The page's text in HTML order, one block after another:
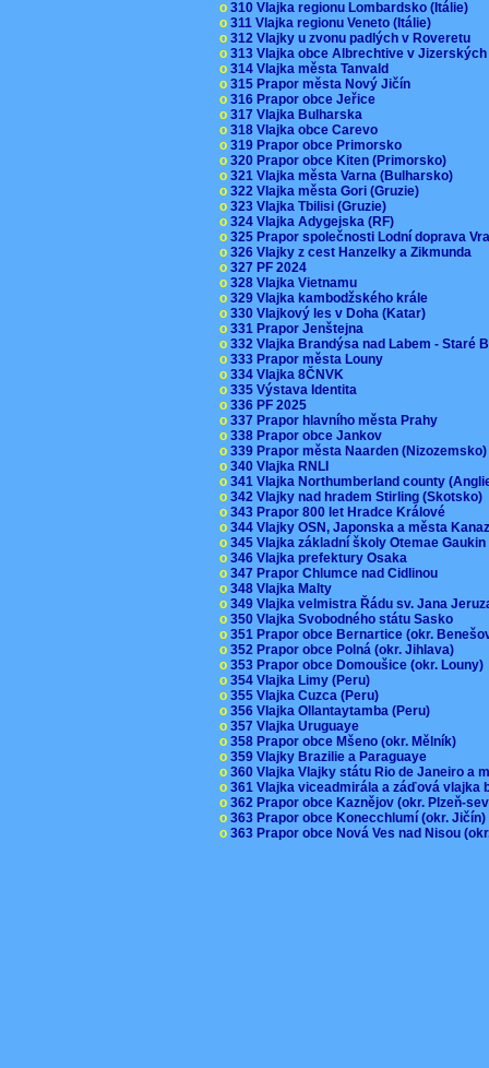
o 310 Vlajka regionu Lombardsko (Itálie)
o 311 Vlajka regionu Veneto (Itálie)
o 312 Vlajky u zvonu padlých v Roveretu
o 313 Vlajka obce Albrechtive v
o 314 Vlajka města Tanvald
o 315 Prapor města Nový Jičín
o 316 Prapor obce Jeřice
o 317 Vlajka Bulharska
o 318 Vlajka obce Carevo
o 319 Prapor obce Primorsko
o 320 Prapor obce Kiten (Primorsko)
o 321 Vlajka města Varna (Bulharsko)
o 322 Vlajka města Gori (Gruzie)
o 323 Vlajka Tbilisi (Gruzie)
o 324 Vlajka Adygejska (RF)
o 325 Prapor společnosti Lodní doprava
o 326 Vlajky z cest Hanzelky a Zikmunda
o 327 PF 2024
o 328 Vlajka Vietnamu
o 329 Vlajka kambodžského krále
o 330 Vlajkový les v Doha (Katar)
o 331 Prapor Jenštejna
o 332 Vlajka Brandýsa nad Labem - Staré
o 333 Prapor města Louny
o 334 Vlajka 8ČNVK
o 335 Výstava Identita
o 336 PF 2025
o 337 Prapor hlavního města Prahy
o 338 Prapor obce Jankov
o 339 Prapor města Naarden
o 340 Vlajka RNLI
o 341 Vlajka Northumberland county
o 342 Vlajky nad hradem Stirling (Skotsko)
o 343 Prapor 800 let Hradce Králové
o 344 Vlajky OSN, Japonska a města
o 345 Vlajka základní školy Otemae
o 346 Vlajka prefektury Osaka
o 347 Prapor Chlumce nad Cidlinou
o 348 Vlajka Malty
o 349 Vlajka velmistra Řádu sv. Jana
o 350 Vlajka Svobodného státu Sasko
o 351 Prapor obce Bernartice (okr.
o 352 Prapor obce Polná (okr. Jihlava)
o 353 Prapor obce Domoušice (okr. Louny)
o 354 Vlajka Limy (Peru)
o 355 Vlajka Cuzca (Peru)
o 356 Vlajka Ollantaytamba (Peru)
o 357 Vlajka Uruguaye
o 358 Prapor obce Mšeno (okr. Mělník)
o 359 Vlajky Brazilie a Paraguaye
o 360 Vlajka Vlajky státu Rio de Janeiro a
o 361 Vlajka viceadmirála a záďová
o 362 Prapor obce Kaznějov (okr. Plzeň-
o 363 Prapor obce Konecchlumí (okr.
o 363 Prapor obce Nová Ves nad Nisou